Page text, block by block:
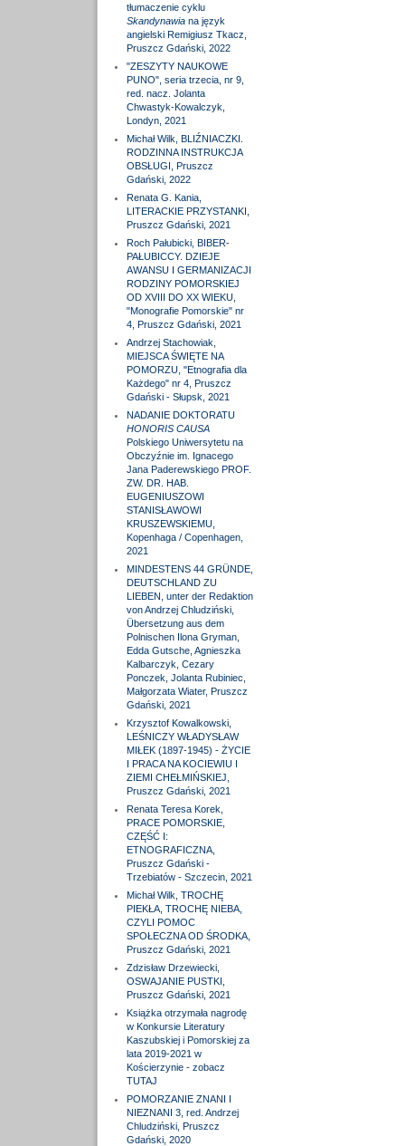
tłumaczenie cyklu
Skandynawiana język
angielski Remigiusz Tkacz,
Pruszcz Gdański, 2022
"ZESZYTY NAUKOWE
PUNO", seria trzecia, nr 9,
red. nacz. Jolanta
Chwastyk-Kowalczyk,
Londyn, 2021
Michał Wilk, BLIŹNIACZKI.
RODZINNA INSTRUKCJA
OBSŁUGI, Pruszcz
Gdański, 2022
Renata G. Kania,
LITERACKIE PRZYSTANKI,
Pruszcz Gdański, 2021
Roch Pałubicki, BIBER-
PAŁUBICCY. DZIEJE
AWANSU I GERMANIZACJI
RODZINY POMORSKIEJ
OD XVIII DO XX WIEKU,
"Monografie Pomorskie" nr
4, Pruszcz Gdański, 2021
Andrzej Stachowiak,
MIEJSCA ŚWIĘTE NA
POMORZU, "Etnografia dla
Każdego" nr 4, Pruszcz
Gdański - Słupsk, 2021
NADANIE DOKTORATU
HONORIS CAUSA
Polskiego Uniwersytetu na
Obczyźnie im. Ignacego
Jana Paderewskiego PROF.
ZW. DR. HAB.
EUGENIUSZOWI
STANISŁAWOWI
KRUSZEWSKIEMU,
Kopenhaga / Copenhagen,
2021
MINDESTENS 44 GRÜNDE,
DEUTSCHLAND ZU
LIEBEN, unter der Redaktion
von Andrzej Chludziński,
Übersetzung aus dem
Polnischen Ilona Gryman,
Edda Gutsche, Agnieszka
Kalbarczyk, Cezary
Ponczek, Jolanta Rubiniec,
Małgorzata Wiater, Pruszcz
Gdański, 2021
Krzysztof Kowalkowski,
LEŚNICZY WŁADYSŁAW
MIŁEK (1897-1945) - ŻYCIE
I PRACA NA KOCIEWIU I
ZIEMI CHEŁMIŃSKIEJ,
Pruszcz Gdański, 2021
Renata Teresa Korek,
PRACE POMORSKIE,
CZĘŚĆ I:
ETNOGRAFICZNA,
Pruszcz Gdański -
Trzebiatów - Szczecin, 2021
Michał Wilk, TROCHĘ
PIEKŁA, TROCHĘ NIEBA,
CZYLI POMOC
SPOŁECZNA OD ŚRODKA,
Pruszcz Gdański, 2021
Zdzisław Drzewiecki,
OSWAJANIE PUSTKI,
Pruszcz Gdański, 2021
Książka otrzymała nagrodę
w Konkursie Literatury
Kaszubskiej i Pomorskiej za
lata 2019-2021 w
Kościerzynie - zobacz
TUTAJ
POMORZANIE ZNANI I
NIEZNANI 3, red. Andrzej
Chludziński, Pruszcz
Gdański, 2020